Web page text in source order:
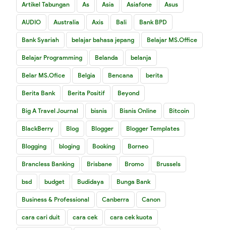
Artikel Tabungan As Asia Asiafone Asus
AUDIO Australia Axis Bali Bank BPD
Bank Syariah belajar bahasa jepang Belajar MS.Office
Belajar Programming Belanda belanja
Belar MS.Ofice Belgia Bencana berita
Berita Bank Berita Positif Beyond
Big A Travel Journal bisnis Bisnis Online Bitcoin
BlackBerry Blog Blogger Blogger Templates
Blogging bloging Booking Borneo
Brancless Banking Brisbane Bromo Brussels
bsd budget Budidaya Bunga Bank
Business & Professional Canberra Canon
cara cari duit cara cek cara cek kuota